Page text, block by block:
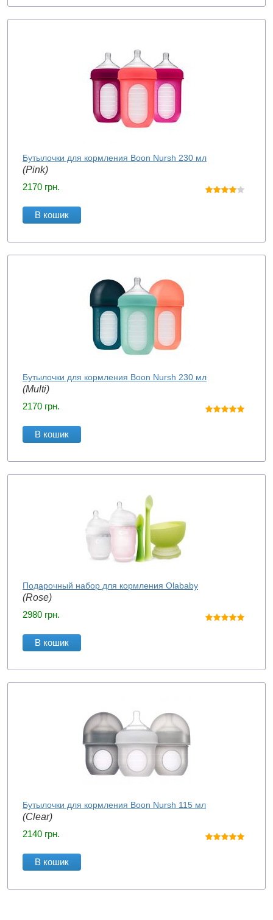
Бутылочки для кормления Boon Nursh 230 мл
(Pink)
2170 грн.
В кошик
Бутылочки для кормления Boon Nursh 230 мл
(Multi)
2170 грн.
В кошик
Подарочный набор для кормления Olababy
(Rose)
2980 грн.
В кошик
Бутылочки для кормления Boon Nursh 115 мл
(Clear)
2140 грн.
В кошик